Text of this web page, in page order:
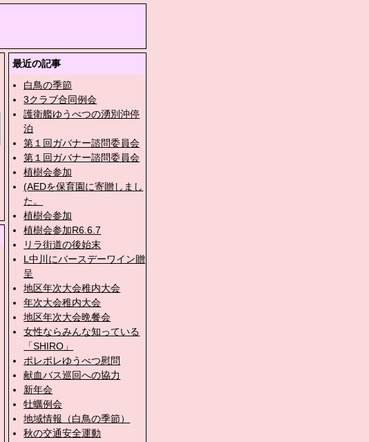
最近の記事
白鳥の季節
3クラブ合同例会
護衛艦ゆうべつの湧別沖停
泊
第１回ガバナー諮問委員会
第１回ガバナー諮問委員会
植樹会参加
(AEDを保育園に寄贈しまし
た。
植樹会参加
植樹会参加R6.6.7
リラ街道の後始末
L中川にバースデーワイン贈
呈
地区年次大会稚内大会
年次大会稚内大会
地区年次大会晩餐会
女性ならみんな知っている
「SHIRO」
ポレポレゆうべつ慰問
献血バス巡回への協力
新年会
牡蠣例会
地域情報（白鳥の季節）
秋の交通安全運動